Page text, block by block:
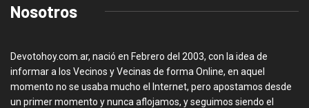
Nosotros
Devotohoy.com.ar, nació en Febrero del 2003, con la idea de
informar a los Vecinos y Vecinas de forma Online, en aquel
momento no se usaba mucho el Internet, pero apostamos desde
un primer momento y nunca aflojamos, y seguimos siendo el